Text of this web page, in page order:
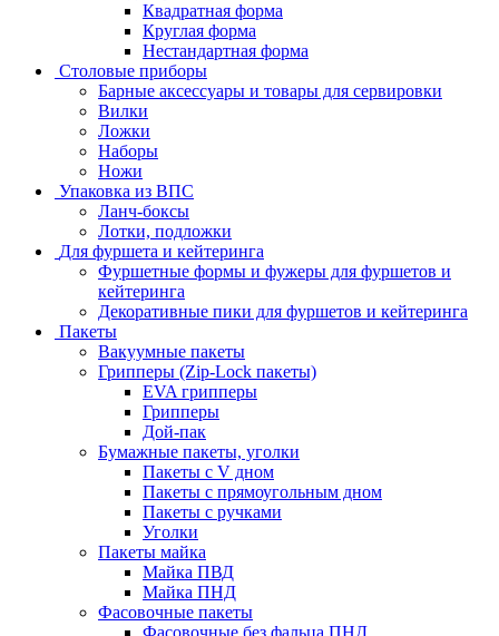
Квадратная форма
Круглая форма
Нестандартная форма
Столовые приборы
Барные аксессуары и товары для сервировки
Вилки
Ложки
Наборы
Ножи
Упаковка из ВПС
Ланч-боксы
Лотки, подложки
Для фуршета и кейтеринга
Фуршетные формы и фужеры для фуршетов и
кейтеринга
Декоративные пики для фуршетов и кейтеринга
Пакеты
Вакуумные пакеты
Грипперы (Zip-Lock пакеты)
EVA грипперы
Грипперы
Дой-пак
Бумажные пакеты, уголки
Пакеты с V дном
Пакеты с прямоугольным дном
Пакеты с ручками
Уголки
Пакеты майка
Майка ПВД
Майка ПНД
Фасовочные пакеты